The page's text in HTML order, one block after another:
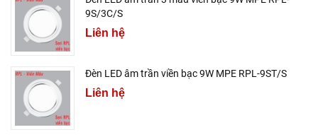
9S/3C/S
Liên hệ
Đèn LED âm trần viền bạc 9W MPE RPL-9ST/S
Liên hệ